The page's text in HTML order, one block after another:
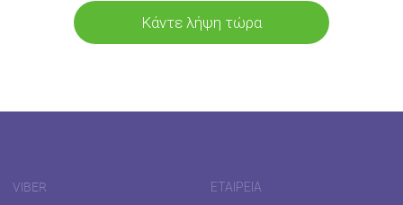
Κάντε λήψη τώρα
VIBER ΕΤΑΙΡΕΊΑ